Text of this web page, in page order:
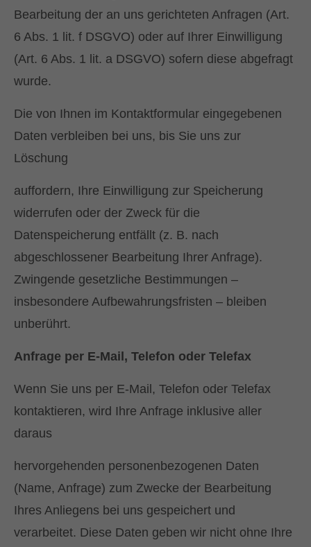
Bearbeitung der an uns gerichteten Anfragen (Art.
6 Abs. 1 lit. f DSGVO) oder auf Ihrer Einwilligung
(Art. 6 Abs. 1 lit. a DSGVO) sofern diese abgefragt
wurde.
Die von Ihnen im Kontaktformular eingegebenen
Daten verbleiben bei uns, bis Sie uns zur
Löschung
auffordern, Ihre Einwilligung zur Speicherung
widerrufen oder der Zweck für die
Datenspeicherung entfällt (z. B. nach
abgeschlossener Bearbeitung Ihrer Anfrage).
Zwingende gesetzliche Bestimmungen –
insbesondere Aufbewahrungsfristen – bleiben
unberührt.
Anfrage per E-Mail, Telefon oder Telefax
Wenn Sie uns per E-Mail, Telefon oder Telefax
kontaktieren, wird Ihre Anfrage inklusive aller
daraus
hervorgehenden personenbezogenen Daten
(Name, Anfrage) zum Zwecke der Bearbeitung
Ihres Anliegens bei uns gespeichert und
verarbeitet. Diese Daten geben wir nicht ohne Ihre